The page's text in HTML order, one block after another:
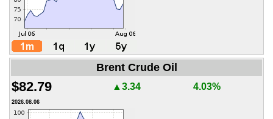
Brent Crude Oil
$82.79 ▲3.34 4.03%
2026.08.06